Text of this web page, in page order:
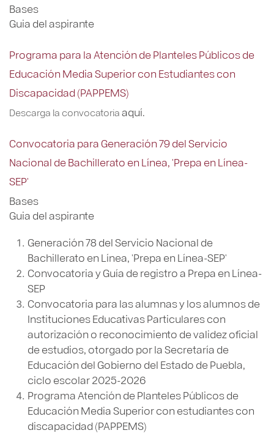
Bases
Guia del aspirante
Programa para la Atención de Planteles Públicos de
Educación Media Superior con Estudiantes con
Discapacidad (PAPPEMS)
Descarga la convocatoriaaquí.
Convocatoria para Generación 79 del Servicio
Nacional de Bachillerato en Línea, 'Prepa en Línea-
SEP'
Bases
Guia del aspirante
Generación 78 del Servicio Nacional de
Bachillerato en Línea, 'Prepa en Línea-SEP'
Convocatoria y Guía de registro a Prepa en Línea-
SEP
Convocatoria para las alumnas y los alumnos de
Instituciones Educativas Particulares con
autorización o reconocimiento de validez oficial
de estudios, otorgado por la Secretaría de
Educación del Gobierno del Estado de Puebla,
ciclo escolar 2025-2026
Programa Atención de Planteles Públicos de
Educación Media Superior con estudiantes con
discapacidad (PAPPEMS)